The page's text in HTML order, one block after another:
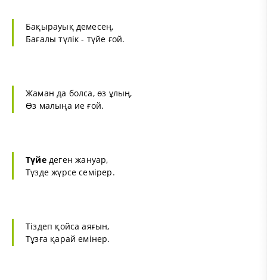
Бақырауық демесең,
Бағалы түлік - түйе ғой.
Жаман да болса, өз ұлың,
Өз малыңа ие ғой.
Түйедеген жануар,
Түзде жүрсе семірер.
Тіздеп қойса аяғын,
Тұзға қарай емінер.